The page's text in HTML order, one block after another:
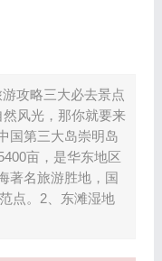
攻略三大必去景点
风光，那你就要来
国第三大岛崇明岛
亩，是华东地区
著名旅游胜地，国
点。2、东滩湿地